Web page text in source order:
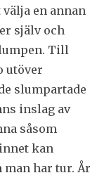
en annan
själv och
Till
utöver
slumpartade
inslag av
såsom
kan
har tur. År